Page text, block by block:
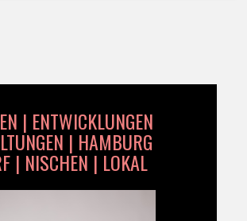
| ENTWICKLUNGEN
| HAMBURG
| NISCHEN | LOKAL